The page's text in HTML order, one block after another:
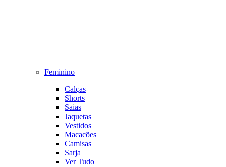
Feminino
Calças
Shorts
Saias
Jaquetas
Vestidos
Macacões
Camisas
Sarja
Ver Tudo